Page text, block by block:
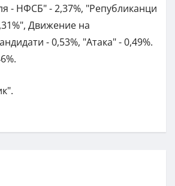
- НФСБ" - 2,37%, "Републиканци
Движение на
- 0,53%, "Атака" - 0,49%.